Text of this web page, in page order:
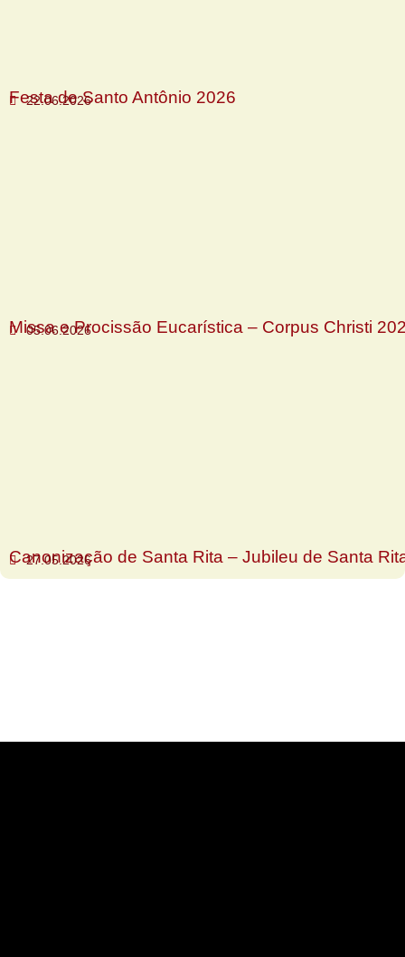
Festa de Santo Antônio 2026
22.06.2026
Missa e Procissão Eucarística – Corpus Christi
05.06.2026
Canonização de Santa Rita – Jubileu de Santa
27.05.2026